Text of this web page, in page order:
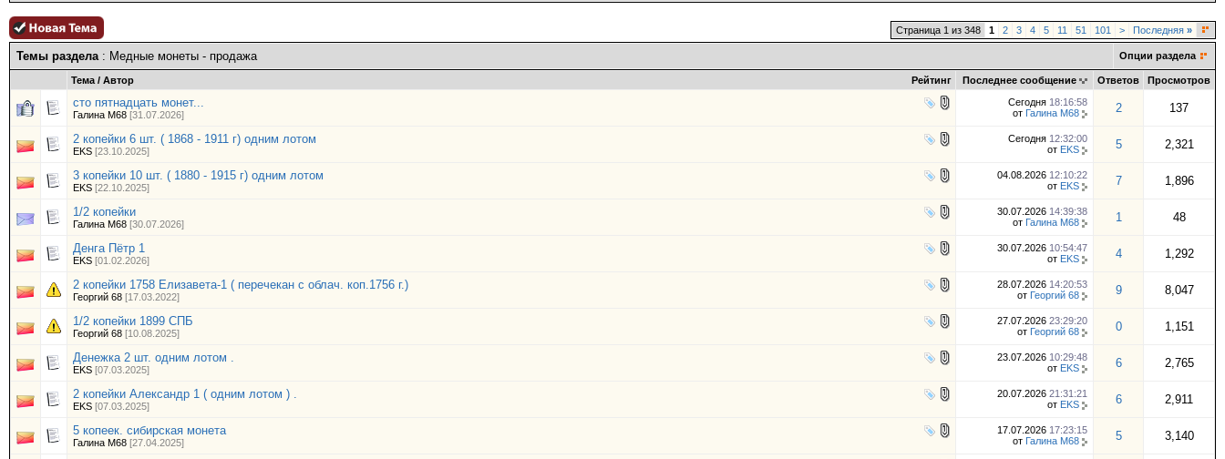
Страница 1 из 348 1 2 3 4 5 11 51 101 > Последняя »
Темы раздела: Медные монеты - продажа Опции раздела
Рейтинг
Тема / Автор Последнее сообщение Ответов Просмотров
сто пятнадцать монет...
Галина М68 [31.07.2026]
Сегодня 18:16:58
от Галина М68 2 137
2 копейки 6 шт. ( 1868 - 1911 г) одним лотом
EKS [23.10.2025]
Сегодня 12:32:00
от EKS 5 2,321
3 копейки 10 шт. ( 1880 - 1915 г) одним лотом
EKS [22.10.2025]
04.08.2026 12:10:22
от EKS 7 1,896
1/2 копейки
Галина М68 [30.07.2026]
30.07.2026 14:39:38
от Галина М68 1 48
Денга Пётр 1
EKS [01.02.2026]
30.07.2026 10:54:47
от EKS 4 1,292
2 копейки 1758 Елизавета-1 ( перечекан с облач. коп.1756 г.)
Георгий 68 [17.03.2022]
28.07.2026 14:20:53
от Георгий 68 9 8,047
1/2 копейки 1899 СПБ
Георгий 68 [10.08.2025]
27.07.2026 23:29:20
от Георгий 68 0 1,151
Денежка 2 шт. одним лотом .
EKS [07.03.2025]
23.07.2026 10:29:48
от EKS 6 2,765
2 копейки Александр 1 ( одним лотом ) .
EKS [07.03.2025]
20.07.2026 21:31:21
от EKS 6 2,911
5 копеек. сибирская монета
Галина М68 [27.04.2025]
17.07.2026 17:23:15
от Галина М68 5 3,140